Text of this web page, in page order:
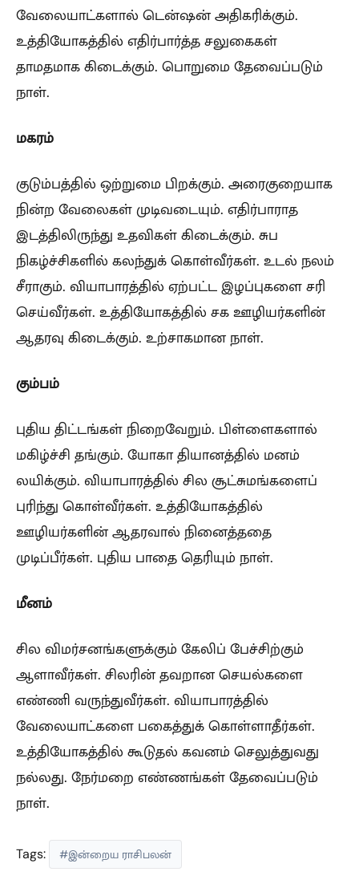
வேலையாட்களால் டென்ஷன் அதிகரிக்கும்.
உத்தியோகத்தில் எதிர்பார்த்த சலுகைகள்
தாமதமாக கிடைக்கும். பொறுமை தேவைப்படும்
நாள்.
மகரம்
குடும்பத்தில் ஒற்றுமை பிறக்கும். அரைகுறையாக
நின்ற வேலைகள் முடிவடையும். எதிர்பாராத
இடத்திலிருந்து உதவிகள் கிடைக்கும். சுப
நிகழ்ச்சிகளில் கலந்துக் கொள்வீர்கள். உடல் நலம்
சீராகும். வியாபாரத்தில் ஏற்பட்ட இழப்புகளை சரி
செய்வீர்கள். உத்தியோகத்தில் சக ஊழியர்களின்
ஆதரவு கிடைக்கும். உற்சாகமான நாள்.
கும்பம்
புதிய திட்டங்கள் நிறைவேறும். பிள்ளைகளால்
மகிழ்ச்சி தங்கும். யோகா தியானத்தில் மனம்
லயிக்கும். வியாபாரத்தில் சில சூட்சுமங்களைப்
புரிந்து கொள்வீர்கள். உத்தியோகத்தில்
ஊழியர்களின் ஆதரவால் நினைத்ததை
முடிப்பீர்கள். புதிய பாதை தெரியும் நாள்.
மீனம்
சில விமர்சனங்களுக்கும் கேலிப் பேச்சிற்கும்
ஆளாவீர்கள். சிலரின் தவறான செயல்களை
எண்ணி வருந்துவீர்கள். வியாபாரத்தில்
வேலையாட்களை பகைத்துக் கொள்ளாதீர்கள்.
உத்தியோகத்தில் கூடுதல் கவனம் செலுத்துவது
நல்லது. நேர்மறை எண்ணங்கள் தேவைப்படும்
நாள்.
Tags: #இன்றைய ராசிபலன்